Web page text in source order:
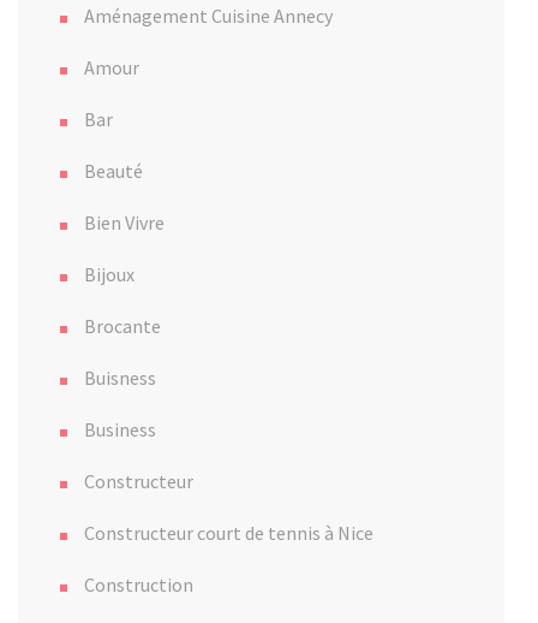
Aménagement Cuisine Annecy
Amour
Bar
Beauté
Bien Vivre
Bijoux
Brocante
Buisness
Business
Constructeur
Constructeur court de tennis à Nice
Construction